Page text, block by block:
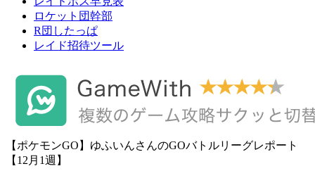
ロケット団幹部
R団したっぱ
レイド招待ツール
【ポケモンGO】ゆふいんさんのGOバトルリーグレポート
【12月1週】